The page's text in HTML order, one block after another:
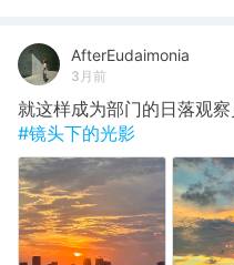
AfterEudaimonia
3月前
就这样成为部门的日落观
#镜头下的光影